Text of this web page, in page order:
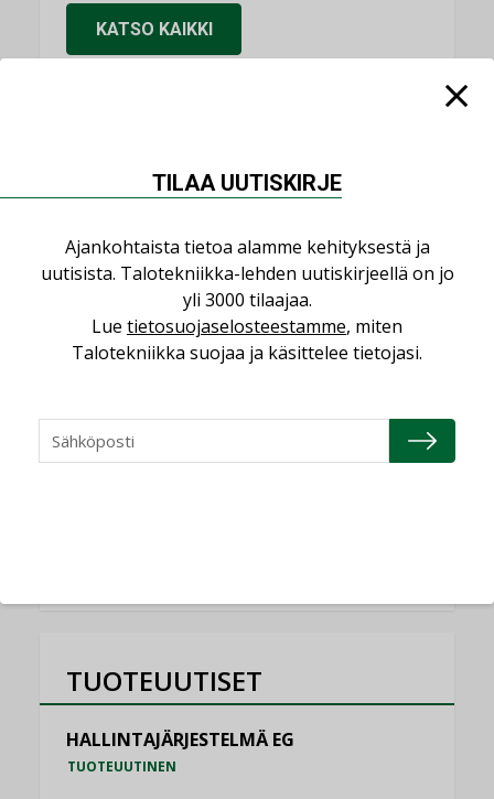
KATSO KAIKKI
NIMITYKSET
NIMITYKSET
NIMITYKSET
Schneider Electric
TUOTEUUTISET
HALLINTAJÄRJESTELMÄ EG
TUOTEUUTINEN
TILAA UUTISKIRJE
Ajankohtaista tietoa alamme kehityksestä ja
uutisista. Talotekniikka-lehden uutiskirjeellä on jo
yli 3000 tilaajaa.
Lue tietosuojaselosteestamme, miten
Talotekniikka suojaa ja käsittelee tietojasi.